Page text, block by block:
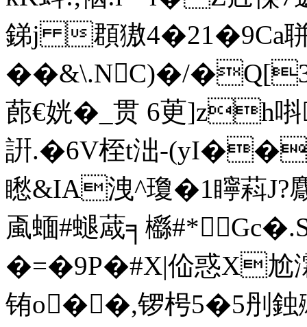
銻j 頵獓4�21�9Ca聠
��&\.NC)�/
蓢€姯�_贯 6茰
詽.�6V桎t泏-(yI��
矁& IA洩^瓊�1矃萪
颪蝒#螁蒧╕櫾
�=�9P�#X|佡惑X
铕 o��,锣枵5�5刐鉵